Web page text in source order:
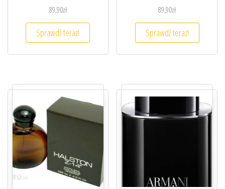
89,90zł
Sprawdź teraz!
89,90zł
Sprawdź teraz!